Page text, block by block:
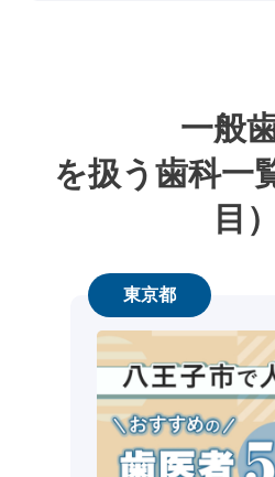
一般
を扱う歯科一
目）
東京都